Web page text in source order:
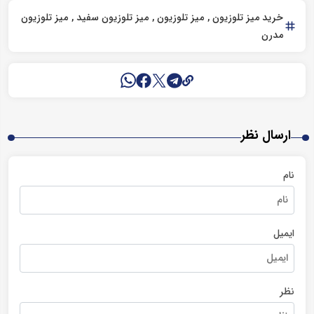
خرید میز تلوزیون میز تلوزیون میز تلوزیون سفید میز تلوزیون
مدرن
ارسال نظر
نام
ایمیل
نظر